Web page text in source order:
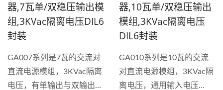
264VAC...
器,7瓦单/双稳压输出模
组,3KVac隔离电压DIL6
封装
GA007系列是7瓦的交流对
直流电源模组，3KVac隔离
电压，有单输出与双输出规
器,10瓦单/双稳压输出
模组,3KVac隔离电压
DIL6封装
GA010系列是10瓦的交流
对直流电源模组，3KVac隔
离电压，通用输入电压